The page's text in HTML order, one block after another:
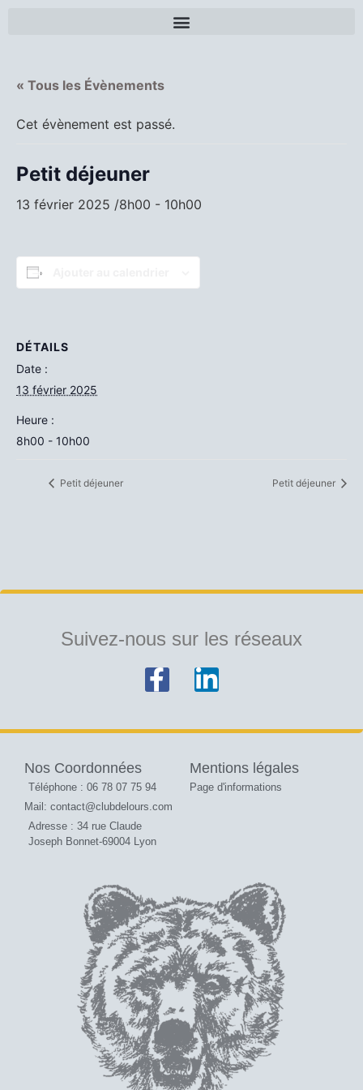
« Tous les Évènements
Cet évènement est passé.
Petit déjeuner
13 février 2025 /8h00 - 10h00
DÉTAILS
Date :
13 février 2025
Heure :
8h00 - 10h00
Petit déjeuner Petit déjeuner
Suivez-nous sur les réseaux
Nos Coordonnées
Téléphone : 06 78 07 75 94
Mail: contact@clubdelours.com
Adresse : 34 rue Claude
Joseph Bonnet-69004 Lyon
Mentions légales
Page d'informations